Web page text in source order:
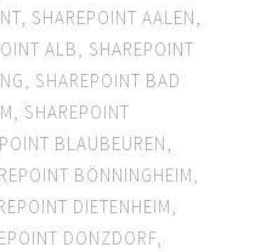
, SHAREPOINT AALEN,
ALB, SHAREPOINT
, SHAREPOINT BAD
, SHAREPOINT
BLAUBEUREN,
BÖNNINGHEIM,
DIETENHEIM,
DONZDORF,